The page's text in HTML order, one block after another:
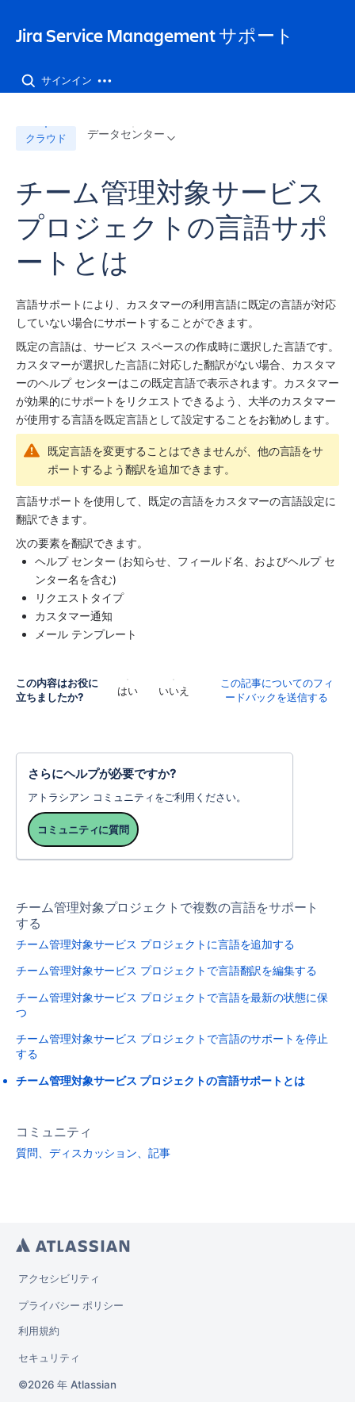
Jira Service Management サポート
サインイン
クラウド データセンター
チーム管理対象サービス
プロジェクトの言語サポ
ートとは
言語サポートにより、カスタマーの利用言語に既定の言語が対応
していない場合にサポートすることができます。
既定の言語は、 サービス スペースの作成時に選択した言語です。
カスタマーが選択した言語に対応した翻訳がない場合、カスタマ
ーのヘルプ センターはこの既定言語で表示されます。カスタマー
が効果的にサポートをリクエストできるよう、大半のカスタマー
が使用する言語を既定言語として設定することをお勧めします。
既定言語を変更することはできませんが、他の言語をサ
ポートするよう翻訳を追加できます。
言語サポートを使用して、既定の言語をカスタマーの言語設定に
翻訳できます。
次の要素を翻訳できます。
ヘルプ センター (お知らせ、フィールド名、およびヘルプ セ
ンター名を含む)
リクエストタイプ
カスタマー通知
メール テンプレート
この内容はお役に
立ちましたか?
はい いいえ
この記事についてのフィ
ードバックを送信する
さらにヘルプが必要ですか?
アトラシアン コミュニティをご利用ください。
コミュニティに質問
チーム管理対象プロジェクトで複数の言語をサポート
する
チーム管理対象サービス プロジェクトに言語を追加する
チーム管理対象サービス プロジェクトで言語翻訳を編集する
チーム管理対象サービス プロジェクトで言語を最新の状態に保
つ
チーム管理対象サービス プロジェクトで言語のサポートを停止
する
チーム管理対象サービス プロジェクトの言語サポートとは
コミュニティ
質問、ディスカッション、記事
アクセシビリティ
プライバシー ポリシー
利用規約
セキュリティ
2026 年 Atlassian